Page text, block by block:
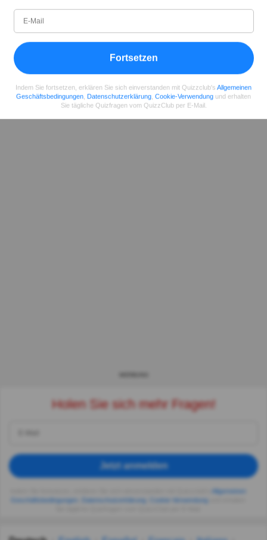
Teilenauf Facebook
Holen Sie sich mehr Fragen!
Jetzt anmelden
Allgemeinen
Geschäftsbedingungen
Datenschutzerklärung Cookie-Verwendung
Fortsetzen
Indem Sie fortsetzen, erklären Sie sich einverstanden mit Quizzclub's Allgemeinen
Geschäftsbedingungen Datenschutzerklärung Cookie-Verwendung und erhalten
Sie tägliche Quizfragen vom QuizzClub per E-Mail.